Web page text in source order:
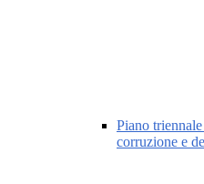
Piano
corruzione e